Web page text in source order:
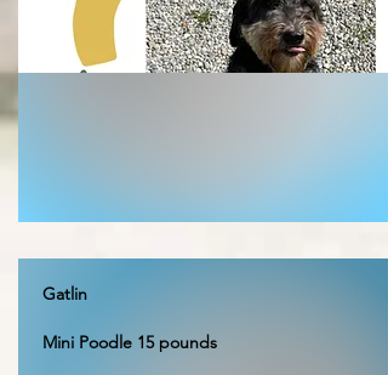
Gatlin
Mini Poodle 15 pounds